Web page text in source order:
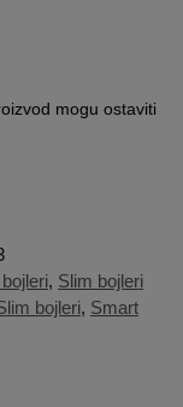
mogu ostaviti
, Slim bojleri
bojleri, Smart